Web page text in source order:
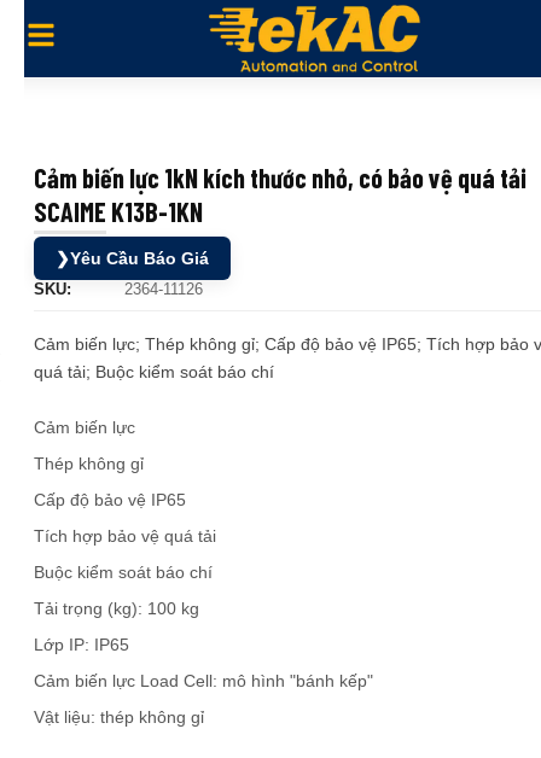
Cảm biến lực 1kN kích thước nhỏ, có bảo vệ quá tải
SCAIME K13B-1KN
❯Yêu Cầu Báo Giá
SKU: 2364-11126
Cảm biến lực; Thép không gỉ; Cấp độ bảo vệ IP65; Tích hợp bảo
quá tải; Buộc kiểm soát báo chí
Cảm biến lực
Thép không gỉ
Cấp độ bảo vệ IP65
Tích hợp bảo vệ quá tải
Buộc kiểm soát báo chí
Tải trọng (kg): 100 kg
Lớp IP: IP65
Cảm biến lực Load Cell: mô hình "bánh kếp"
Vật liệu: thép không gỉ